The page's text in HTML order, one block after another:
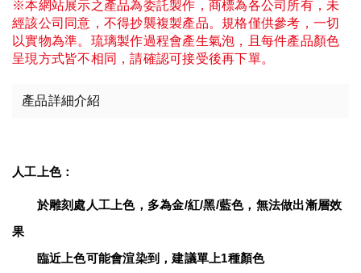
※本網站展示之產品為委託製作，商標為各公司所有，未
經該公司同意，不得抄襲複製產品。規格僅供參考，一切
以實物為準。琉璃製作過程會產生氣泡，且每件產品顏色
呈現方式皆不相同，請確認可接受後再下單。
產品詳細介紹
人工上色：
於雕刻處人工上色，多為金/紅/黑/藍色，無法做出漸層效
果
臨近上色可能會渲染到，建議單上1種顏色